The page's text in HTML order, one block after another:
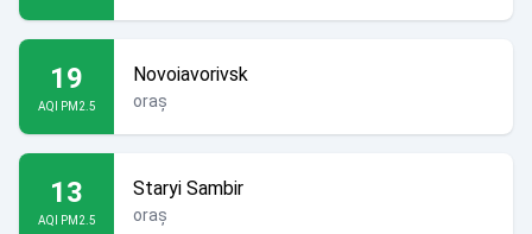
19
AQI PM2.5
Novoiavorivsk
oraș
13
AQI PM2.5
Staryi Sambir
oraș